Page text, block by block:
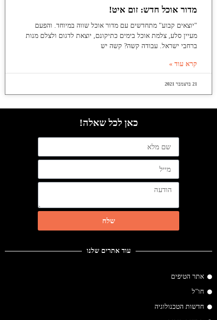
מדור אוכל חדש: זום איט!
"יוצאים קבוע" מתחדשים עם מדור אוכל שווה במיוחד. והפעם
מעיין סלע, צלמת אוכל בימים כתיקונם, יוצאת לדגום ולצלם מנות
ברחבי ישראל. עבודה קשה? קשה יש
קרא עוד »
21 בדצמבר 2021
עוד אתרים שלנו
אתר הטיפים
חו"ל
חדשות הטכנולוגיה
כאן לכל שאלה!
שלח